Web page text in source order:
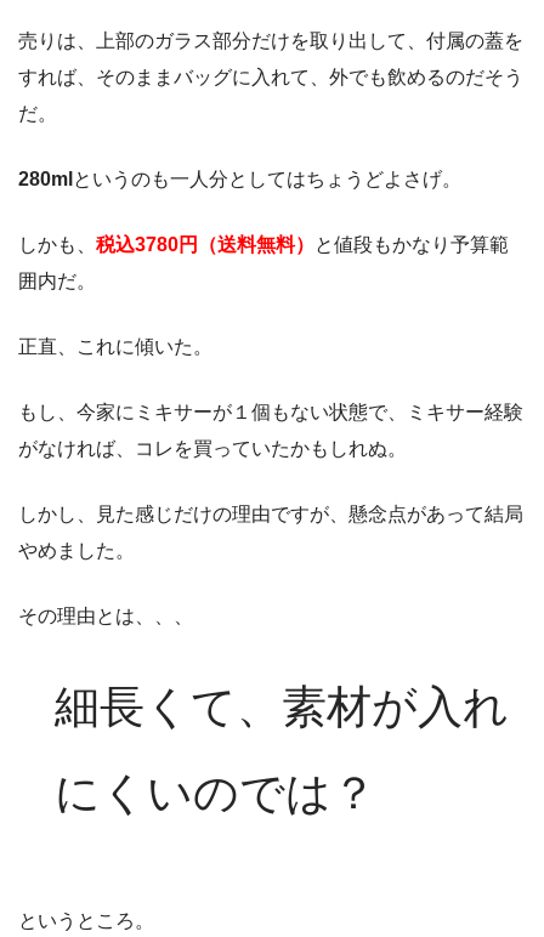
売りは、上部のガラス部分だけを取り出して、付属の蓋を
すれば、そのままバッグに入れて、外でも飲めるのだそう
だ。
280ml というのも一人分としてはちょうどよさげ。
しかも、 税込3780円（送料無料）
と値段もかなり予算範
囲内だ。
正直、これに傾いた。
もし、今家にミキサーが１個もない状態で、ミキサー経験
がなければ、コレを買っていたかもしれぬ。
しかし、見た感じだけの理由ですが、懸念点があって結局
やめました。
その理由とは、、、
細長くて、素材が入れ
にくいのでは？
というところ。